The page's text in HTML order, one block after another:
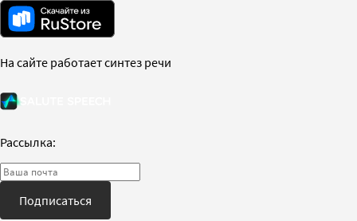
На сайте работает синтез речи
Рассылка:
Подписаться